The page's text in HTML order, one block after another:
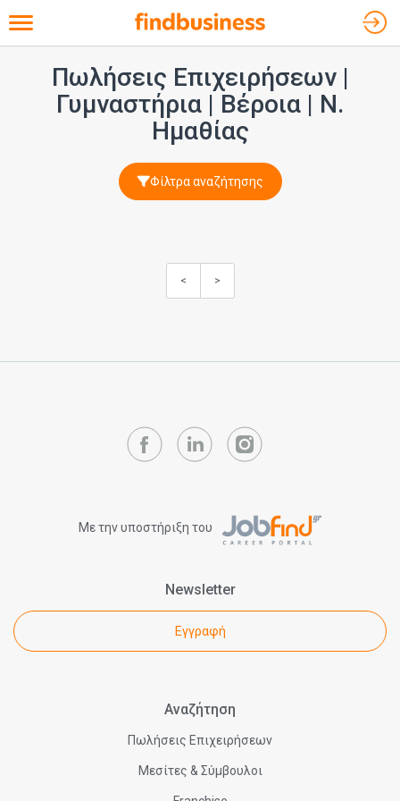
Toggle navigation
Πωλήσεις Επιχειρήσεων |
Γυμναστήρια | Βέροια | Ν.
Ημαθίας
Φίλτρα αναζήτησης
< >
Με την υποστήριξη του
Newsletter
Εγγραφή
Αναζήτηση
Πωλήσεις Επιχειρήσεων
Μεσίτες & Σύμβουλοι